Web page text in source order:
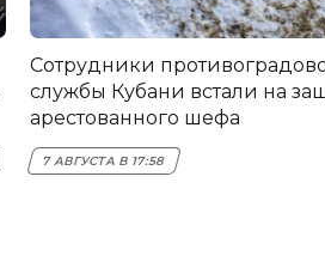
Сотрудники
службы Кубани встали на
арестованного шефа
7 АВГУСТА В 17:58